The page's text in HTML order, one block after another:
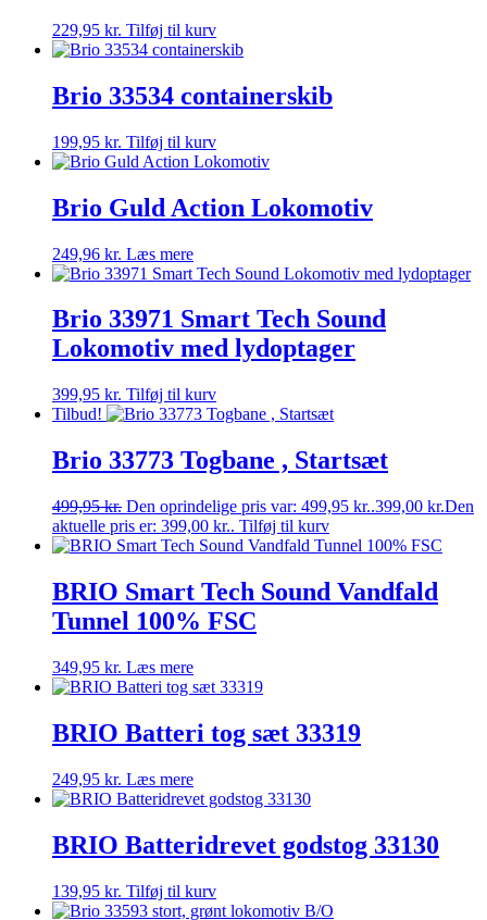
229,95 kr. Tilføj til kurv
Brio 33534 containerskib
199,95 kr. Tilføj til kurv
Brio Guld Action Lokomotiv
249,96 kr. Læs mere
Brio 33971 Smart Tech Sound
Lokomotiv med lydoptager
399,95 kr. Tilføj til kurv
Tilbud!
Brio 33773 Togbane , Startsæt
499,95kr. Den oprindelige pris var: 499,95 kr..399,00 kr.Den
aktuelle pris er: 399,00 kr.. Tilføj til kurv
BRIO Smart Tech Sound Vandfald
Tunnel 100% FSC
349,95 kr. Læs mere
BRIO Batteri tog sæt 33319
249,95 kr. Læs mere
BRIO Batteridrevet godstog 33130
139,95 kr. Tilføj til kurv